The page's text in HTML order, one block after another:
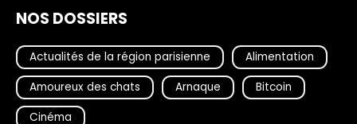
NOS DOSSIERS
Actualités de la région parisienne
Alimentation
Amoureux des chats
Arnaque
Bitcoin
Cinéma